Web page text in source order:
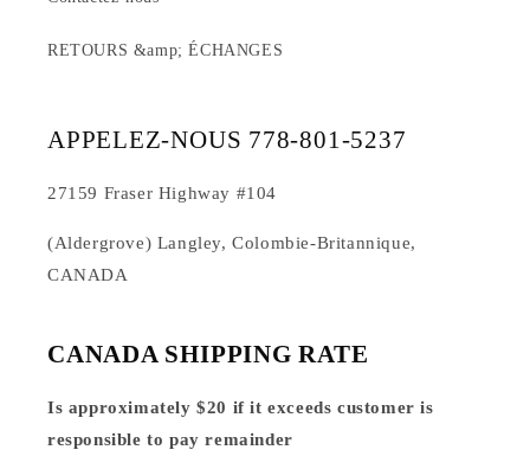
RETOURS &amp; ÉCHANGES
APPELEZ-NOUS 778-801-5237
27159 Fraser Highway #104
(Aldergrove) Langley, Colombie-Britannique,
CANADA
CANADA SHIPPING RATE
Is approximately $20 if it exceeds customer is
responsible to pay remainder